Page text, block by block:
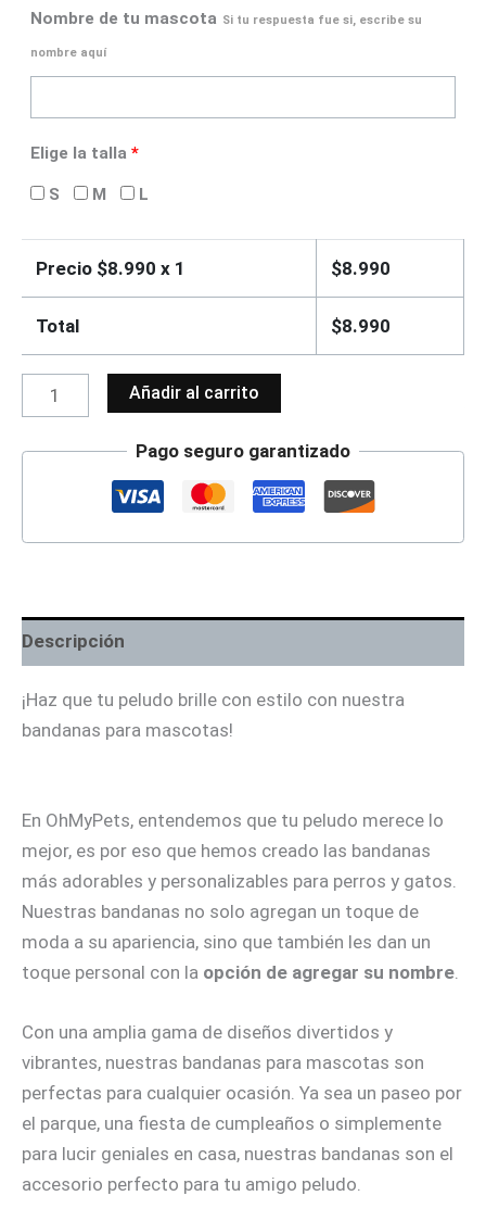
Nombre de tu mascota Si tu respuesta fue si, escribe su
nombre aquí
Elige la talla *
S M L
Precio $8.990 x 1 $8.990
Total $8.990
Añadir al carrito
Pago seguro garantizado
Descripción
¡Haz que tu peludo brille con estilo con nuestra
bandanas para mascotas!
En OhMyPets, entendemos que tu peludo merece lo
mejor, es por eso que hemos creado las bandanas
más adorables y personalizables para perros y gatos.
Nuestras bandanas no solo agregan un toque de
moda a su apariencia, sino que también les dan un
toque personal con la opción de agregar su nombre.
Con una amplia gama de diseños divertidos y
vibrantes, nuestras bandanas para mascotas son
perfectas para cualquier ocasión. Ya sea un paseo por
el parque, una fiesta de cumpleaños o simplemente
para lucir geniales en casa, nuestras bandanas son el
accesorio perfecto para tu amigo peludo.